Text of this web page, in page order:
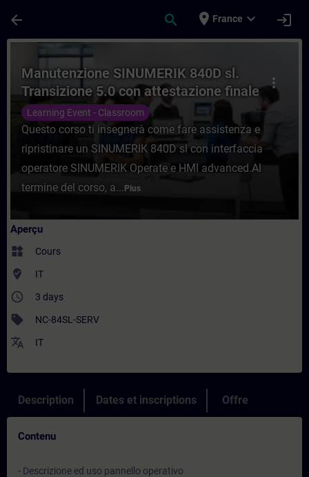
arrow_back search place France expand_more login
Cours - Manutenzione SINUMERIK
more_vert
Manutenzione SINUMERIK 840D sl.
Transizione 5.0 con attestazione finale
superamento esame.
Learning Event - Classroom
Questo corso ti insegnerà come fare assistenza e
ripristinare un SINUMERIK 840D sl con interfaccia
operatore SINUMERIK Operate e HMI advanced.Al
termine del corso, a... Plus
Aperçu
widgets Cours
where_to_vote IT
access_time 3 days
sell NC-84SL-SERV
translate IT
Description Dates et inscriptions Offre
Contenu
- Descrizione ed uso pannello operativo